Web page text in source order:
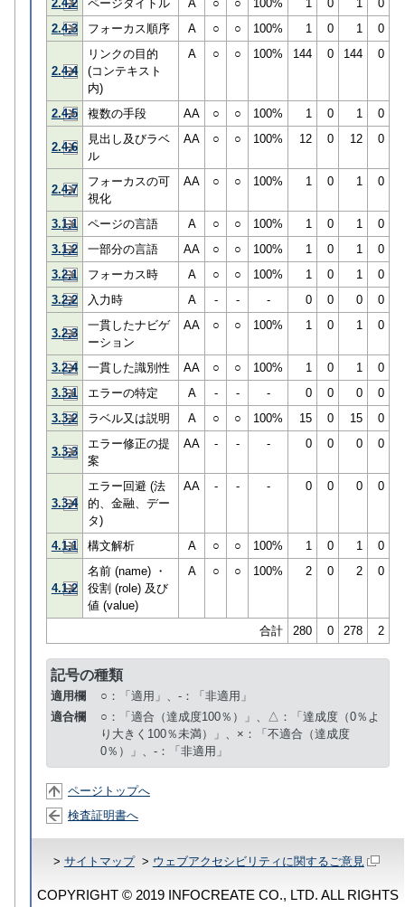
2.4.2 ページタイトル A ○ ○ 100% 1 0 1
0
2.4.3
フォーカス順序 A ○ ○ 100% 1 0 1 0
2.4.4
リンクの目的
(コンテキスト
内)
A ○ ○ 100% 144 0 144 0
2.4.5 複数の手段 AA ○ ○ 100% 1 0 1 0
2.4.6
見出し及びラベ
ル
AA ○ ○ 100% 12 0 12 0
2.4.7
フォーカスの可
視化
AA ○ ○ 100% 1 0 1 0
3.1.1 ページの言語 A ○ ○ 100% 1 0 1
0
3.1.2
一部分の言語 AA ○ ○ 100% 1 0 1
0
3.2.1
フォーカス時 A ○ ○ 100% 1 0 1
0
3.2.2
入力時 A - - - 0 0 0 0
3.2.3
一貫したナビゲ
ーション
AA ○ ○ 100% 1 0 1 0
3.2.4 一貫した識別性 AA ○ ○ 100% 1 0 1
0
3.3.1
エラーの特定 A - - - 0 0 0
0
3.3.2
ラベル又は説明 A ○ ○ 100% 15 0 15 0
3.3.3
エラー修正の提
案
AA - - - 0 0 0 0
3.3.4
エラー回避 (法
的、金融、デー
タ)
AA - - - 0 0 0 0
4.1.1 構文解析 A ○ ○ 100% 1 0 1 0
4.1.2
名前 (name) ・
役割 (role) 及び
値 (value)
A ○ ○ 100% 2 0 2 0
合計 280 0 278 2
記号の種類
適用欄
○：「適用」、-：「非適用」
適合欄
○：「適合（達成度100％）」、△：「達成度（0％よ
り大きく100％未満）」、×：「不適合（達成度
0％）」、-：「非適用」
ページトップへ
検査証明書へ
> サイトマップ> ウェブアクセシビリティに関するご意見
COPYRIGHT © 2019 INFOCREATE CO., LTD. ALL RIGHTS